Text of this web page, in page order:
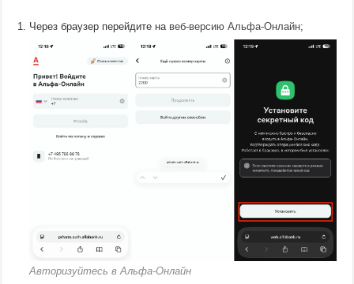
Через браузер перейдите на веб-версию Альфа-Онлайн;
Авторизуйтесь в Альфа-Онлайн